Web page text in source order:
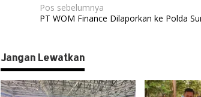
N
a
i
g
Pos sebelumnya
PT WOM Finance Dilaporkan ke Polda
Jangan Lewatkan